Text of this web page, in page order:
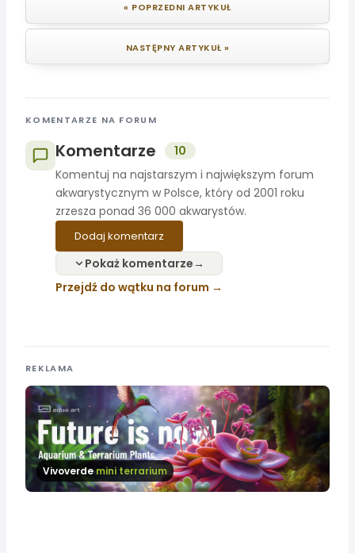
« POPRZEDNI ARTYKUŁ
NASTĘPNY ARTYKUŁ »
KOMENTARZE NA FORUM
Komentarze
10
Komentuj na najstarszym i największym forum
akwarystycznym w Polsce, który od 2001 roku
zrzesza ponad 36 000 akwarystów.
Dodaj komentarz
Pokaż komentarze
Przejdź do wątku na forum
REKLAMA
Vivoverde mini terrarium